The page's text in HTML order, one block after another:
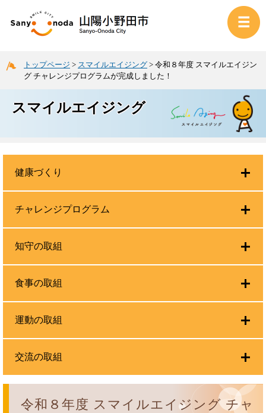
トップページ > スマイルエイジング > 令和８年度 スマイルエイジン
グ チャレンジプログラムが完成しました！
スマイルエイジング
令和８年度 スマイルエイジング チャ
健康づくり
チャレンジプログラム
知守の取組
食事の取組
運動の取組
交流の取組